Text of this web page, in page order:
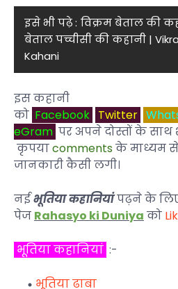
इसे भी पढ़े : विक्रम बेताल की
बेताल पच्चीसी की कहानी |
Kahani
इस कहानी
को Facebook Twitter
eGram पर अपने दोस्तों के
कृपयाcomments के माध्यम
जानकारी कैसी लगी।
नईभूतिया कहानियांपढ़ने के
पेज Rahasyo ki Duniya को
भूतिया कहानियां :-
भूतिया ढाबा